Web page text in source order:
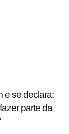
e se declara:
parte da